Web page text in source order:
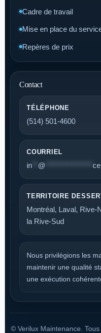
Cadre de travail
Mise en place du
Repères de prix
Contact
TÉLÉPHONE
(514) 501-4600
COURRIEL
in @
TERRITOIRE
Montréal, Laval, Rive-
la Rive-Sud
Nous privilégions les
maintenir une qualité
une exécution
© Verilux Maintenance.